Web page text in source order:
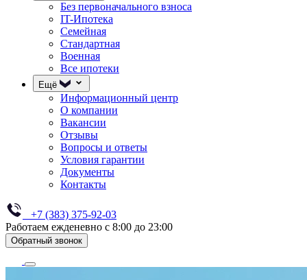
Без первоначального взноса
IT-Ипотека
Семейная
Стандартная
Военная
Все ипотеки
Ещё
Информационный центр
О компании
Вакансии
Отзывы
Вопросы и ответы
Условия гарантии
Документы
Контакты
+7 (383) 375-92-03
Работаем ежденевно с 8:00 до 23:00
Обратный звонок